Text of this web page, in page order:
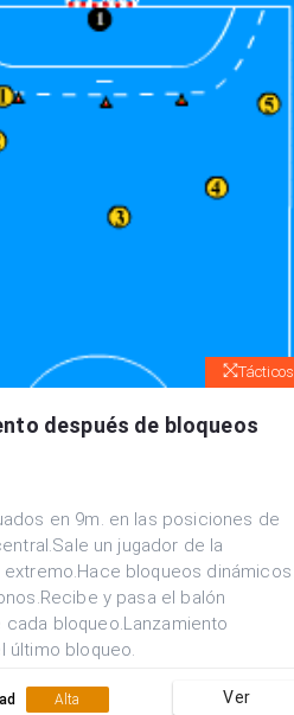
Tácticos
después de bloqueos
en 9m. en las posiciones de
un jugador de la
bloqueos dinámicos
y pasa el balón
bloqueo.Lanzamiento
último bloqueo.
Alta Ver